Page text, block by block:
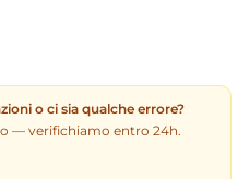
o ci sia qualche errore?
— verifichiamo entro 24h.